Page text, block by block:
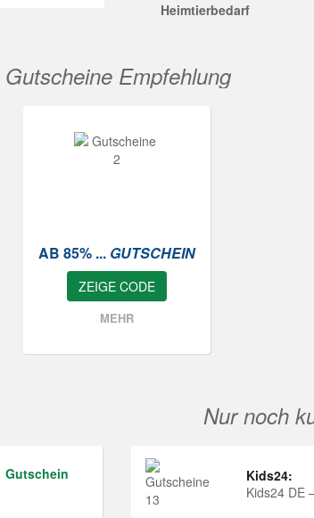
Heimtierbedarf
Gutscheine Empfehlung
AB 85% ... GUTSCHEIN
ZEIGE CODE
MEHR
Gutschein
Nur noch
Kids24:
Kids24 DE